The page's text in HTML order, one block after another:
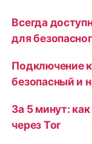
Всегда
для
Подключение
безопасный и
За 5 минут:
через Tor